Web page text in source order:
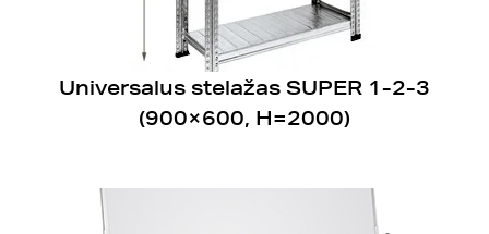
Universalus stelažas SUPER 1-2-3
(900×600, H=2000)